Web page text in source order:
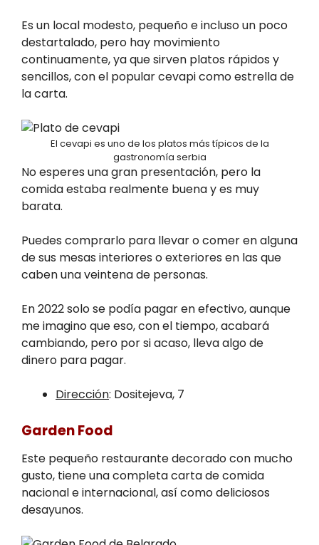
Es un local modesto, pequeño e incluso un poco
destartalado, pero hay movimiento
continuamente, ya que sirven platos rápidos y
sencillos, con el popular cevapi como estrella de
la carta.
El cevapi es uno de los platos más típicos de la
gastronomía serbia
No esperes una gran presentación, pero la
comida estaba realmente buena y es muy
barata.
Puedes comprarlo para llevar o comer en alguna
de sus mesas interiores o exteriores en las que
caben una veintena de personas.
En 2022 solo se podía pagar en efectivo, aunque
me imagino que eso, con el tiempo, acabará
cambiando, pero por si acaso, lleva algo de
dinero para pagar.
Dirección: Dositejeva, 7
Garden Food
Este pequeño restaurante decorado con mucho
gusto, tiene una completa carta de comida
nacional e internacional, así como deliciosos
desayunos.